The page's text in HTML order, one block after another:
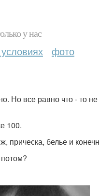
у нас
фото
Но все равно что - то не
100.
белье и